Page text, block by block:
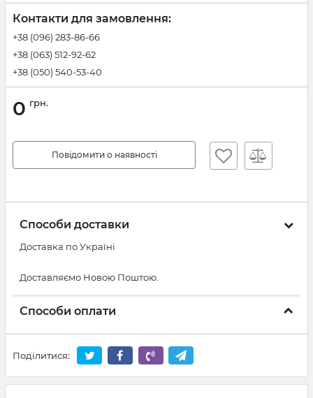
Контакти для замовлення:
+38 (096) 283-86-66
+38 (063) 512-92-62
+38 (050) 540-53-40
0 грн.
Повідомити о наявності
Способи доставки
Доставка по Україні
Доставляємо Новою Поштою.
Способи оплати
Поділитися: